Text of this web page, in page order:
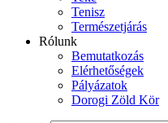
Tenisz
Természetjárás
Rólunk
Bemutatkozás
Elérhetőségek
Pályázatok
Dorogi Zöld Kör